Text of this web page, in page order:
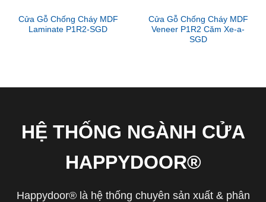
Cửa Gỗ Chống Cháy MDF
Laminate P1R2-SGD
Cửa Gỗ Chống Cháy MDF
Veneer P1R2 Căm Xe-a-
SGD
HỆ THỐNG NGÀNH CỬA
HAPPYDOOR®
Happydoor® là hệ thống chuyên sản xuất & phân